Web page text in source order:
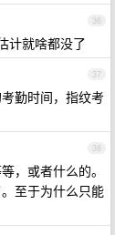
36
计就啥都没了
37
勤时间，指纹考
38
，或者什么的。
至于为什么只能